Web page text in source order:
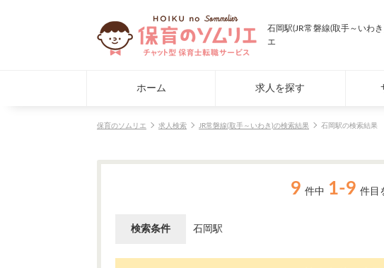
石岡駅(JR常磐線(取手～いわ
エ
ホーム 求人を探す
保育のソムリエ 求人検索 JR常磐線(取手～いわき)の検索結果 石岡駅の検索結果
9 件中 1-9 件目
検索条件 石岡駅